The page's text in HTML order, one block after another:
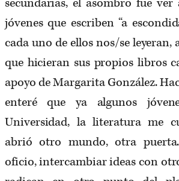
secundarias, el asombro fue
jóvenes que escriben “a
cada uno de ellos nos/se leyeran,
que hicieran sus propios libros
apoyo de Margarita González.
enteré que ya algunos
Universidad, la literatura me
abrió otro mundo, otra
oficio, intercambiar ideas con